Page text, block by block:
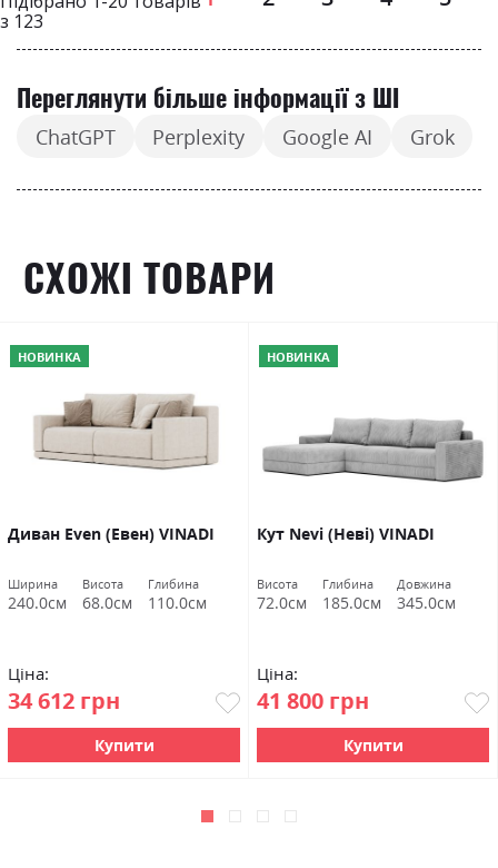
з 123
Переглянути більше інформації з ШІ
ChatGPT Perplexity Google AI Grok
СХОЖІ ТОВАРИ
НОВИНКА
Диван Even (Евен) VINADI
Ширина
240.0см
Висота
68.0см
Глибина
110.0см
Ціна:
34 612 грн
Купити
НОВИНКА
Кут Nevi (Неві) VINADI
Висота
72.0см
Глибина
185.0см
Довжина
345.0см
Ціна:
41 800 грн
Купити